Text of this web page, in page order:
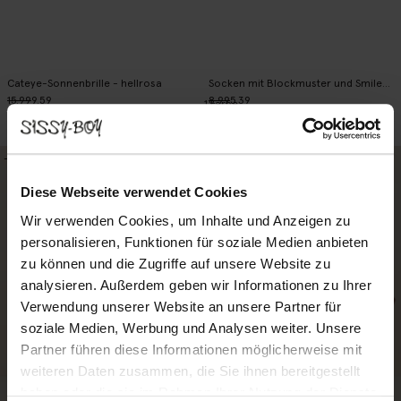
Diese Webseite verwendet Cookies
Wir verwenden Cookies, um Inhalte und Anzeigen zu
personalisieren, Funktionen für soziale Medien anbieten
zu können und die Zugriffe auf unsere Website zu
analysieren. Außerdem geben wir Informationen zu Ihrer
Verwendung unserer Website an unsere Partner für
soziale Medien, Werbung und Analysen weiter. Unsere
Partner führen diese Informationen möglicherweise mit
weiteren Daten zusammen, die Sie ihnen bereitgestellt
haben oder die sie im Rahmen Ihrer Nutzung der Dienste
Cateye-Sonnenbrille - hellrosa
15.999.59
Socken mit Blockmuster und Smileys - dunkelrot
8.995.39
1Farbe
-40% -50%